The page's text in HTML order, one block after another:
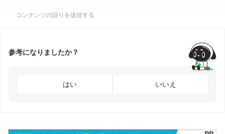
コンテンツの誤りを送信する
参考になりましたか？
はい いいえ